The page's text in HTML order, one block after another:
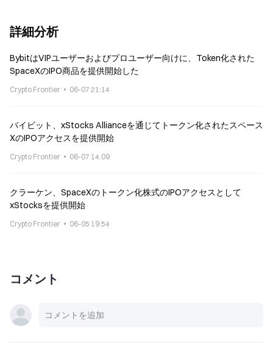
詳細分析
BybitはVIPユーザーおよびプロユーザー向けに、Token化された
SpaceXのIPO商品を提供開始した
Crypto Frontier 06-07 21:14
バイビット、xStocks Allianceを通じてトークン化されたスペース
XのIPOアクセスを提供開始
Crypto Frontier 06-07 14:09
クラーケン、SpaceXのトークン化株式のIPOアクセスとして
xStocksを提供開始
Crypto Frontier 06-05 19:54
コメント